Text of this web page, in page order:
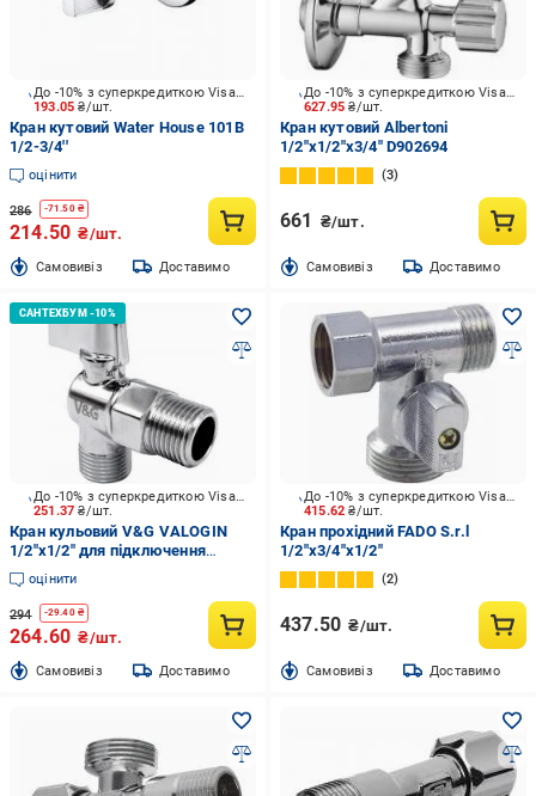
193.05₴/шт.
До -10% з суперкредиткою Visa Вигода
Кран кутовий Water House 101B
1/2-3/4''
оцінити
286 -71.50₴
214.50 ₴/шт.
Cамовивіз Доставимо
627.95₴/шт.
До -10% з суперкредиткою Visa Вигода
Кран кутовий Albertoni
1/2"х1/2"х3/4" D902694
3
661 ₴/шт.
Cамовивіз Доставимо
251.37₴/шт.
До -10% з суперкредиткою Visa Вигода
Кран кульовий V&G VALOGIN
1/2"х1/2" для підключення
сантехнічних приладів VG-
501101
оцінити
294 -29.40₴
264.60 ₴/шт.
Cамовивіз Доставимо
415.62₴/шт.
До -10% з суперкредиткою Visa Вигода
Кран прохідний FADO S.r.l
1/2"х3/4"х1/2"
2
437.50 ₴/шт.
Cамовивіз Доставимо